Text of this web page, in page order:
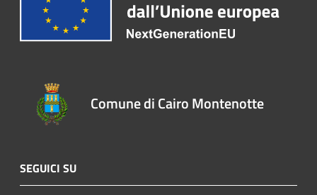
Comune di Cairo Montenotte
SEGUICI SU